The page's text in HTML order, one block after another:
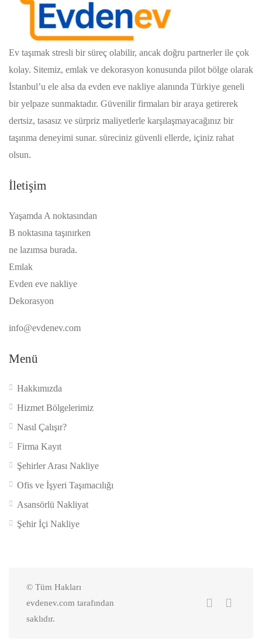
Ev taşımak stresli bir süreç olabilir, ancak doğru partnerler ile çok
kolay. Sitemiz, emlak ve dekorasyon konusunda pilot bölge olarak
İstanbul’u ele alsa da evden eve nakliye alanında Türkiye geneli
bir yelpaze sunmaktadır. Güvenilir firmaları bir araya getirerek
dertsiz, tasasız ve sürpriz maliyetlerle karşılaşmayacağınız bir
taşınma deneyimi sunar. süreciniz güvenli ellerde, içiniz rahat
olsun.
İletişim
Yaşamda A noktasından
B noktasına taşınırken
ne lazımsa burada.
Emlak
Evden eve nakliye
Dekorasyon
info@evdenev.com
Menü
Hakkımızda
Hizmet Bölgelerimiz
Nasıl Çalışır?
Firma Kayıt
Şehirler Arası Nakliye
Ofis ve İşyeri Taşımacılığı
Asansörlü Nakliyat
Şehir İçi Nakliye
© Tüm Hakları
evdenev.com tarafından
saklıdır.